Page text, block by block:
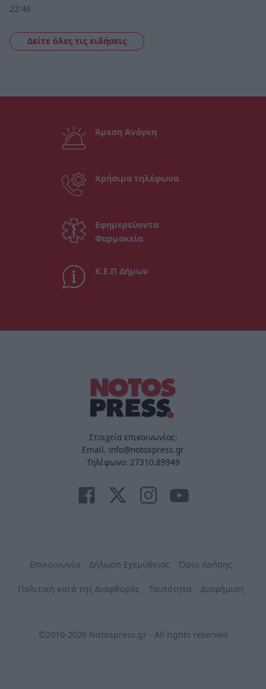
22:46
Δείτε όλες τις ειδήσεις
Άμεση Ανάγκη
Χρήσιμα τηλέφωνα
Εφημερεύοντα
Φαρμακεία
Κ.Ε.Π Δήμων
Στοιχεία επικοινωνίας:
Email. info@notospress.gr
Τηλέφωνο: 27310.89949
Επικοινωνία Δήλωση Εχεμύθειας Όροι Χρήσης
Πολιτική κατά της Διαφθοράς Ταυτότητα Διαφήμιση
©2010-2026 Notospress.gr - All rights reserved